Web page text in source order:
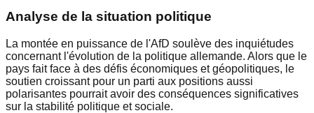
Analyse de la situation politique
La montée en puissance de l'AfD soulève des inquiétudes
concernant l'évolution de la politique allemande. Alors que le
pays fait face à des défis économiques et géopolitiques, le
soutien croissant pour un parti aux positions aussi
polarisantes pourrait avoir des conséquences significatives
sur la stabilité politique et sociale.